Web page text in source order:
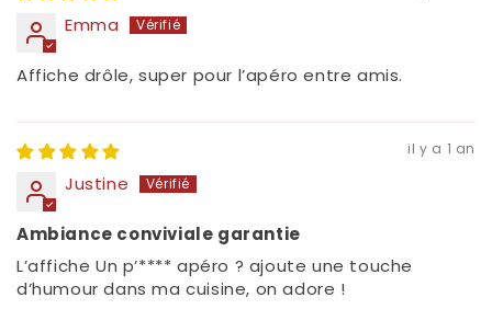
Emma
Affiche drôle, super pour l’apéro entre amis.
il y a 1 an
Justine
Ambiance conviviale garantie
L’affiche Un p’**** apéro ? ajoute une touche
d’humour dans ma cuisine, on adore !